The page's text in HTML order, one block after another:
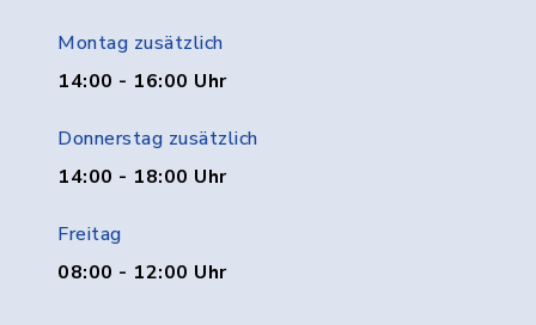
Montag zusätzlich
14:00 - 16:00 Uhr
Donnerstag zusätzlich
14:00 - 18:00 Uhr
Freitag
08:00 - 12:00 Uhr